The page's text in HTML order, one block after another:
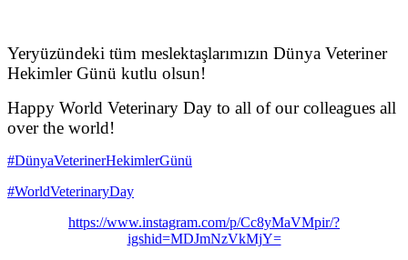
Yeryüzündeki tüm meslektaşlarımızın Dünya Veteriner
Hekimler Günü kutlu olsun!
Happy World Veterinary Day to all of our colleagues all
over the world!
#DünyaVeterinerHekimlerGünü
#WorldVeterinaryDay
https://www.instagram.com/p/Cc8yMaVMpir/?
igshid=MDJmNzVkMjY=